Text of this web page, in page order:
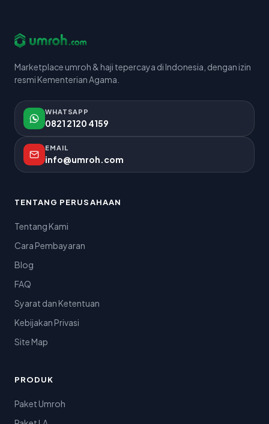
Marketplace umroh & haji tepercaya di Indonesia, dengan izin
resmi Kementerian Agama.
WHATSAPP
0821 2120 4159
EMAIL
info@umroh.com
TENTANG PERUSAHAAN
Tentang Kami
Cara Pembayaran
Blog
FAQ
Syarat dan Ketentuan
Kebijakan Privasi
Site Map
PRODUK
Paket Umroh